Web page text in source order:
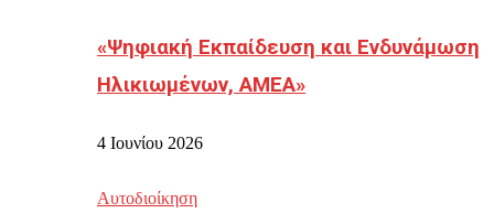
«Ψηφιακή Εκπαίδευση και Ενδυνάμωση
Ηλικιωμένων, ΑΜΕΑ»
4 Ιουνίου 2026
Αυτοδιοίκηση